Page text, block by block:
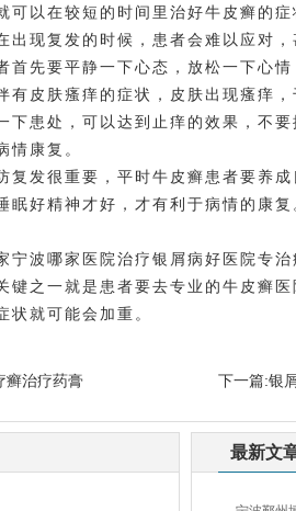
可以在较短的时间里治好牛皮癣的症
现复发的时候，患者会难以应对，
首先要平静一下心态，放松一下心情
皮肤瘙痒的症状，皮肤出现瘙痒，
下患处，可以达到止痒的效果，不
情康复。
发很重要，平时牛皮癣患者要养成
眠好精神才好，才有利于病情的康
宁波哪家医院治疗银屑病好 医院专
键之一就是患者要去专业的牛皮癣
状就可能会加重。
癣治疗药膏 下一篇:银
最新文